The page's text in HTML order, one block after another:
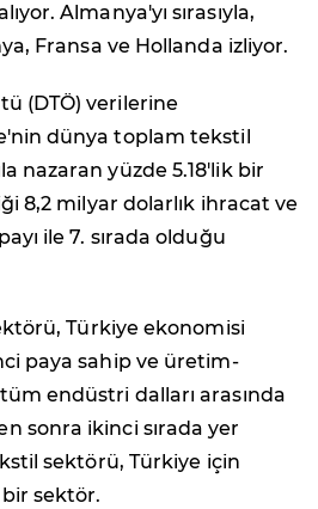
Almanya'yı sırasıyla,
Fransa ve Hollanda izliyor.
(DTÖ) verilerine
dünya toplam tekstil
nazaran yüzde 5.18'lik bir
8,2 milyar dolarlık ihracat ve
ile 7. sırada olduğu
Türkiye ekonomisi
paya sahip ve üretim-
endüstri dalları arasında
sonra ikinci sırada yer
sektörü, Türkiye için
sektör.